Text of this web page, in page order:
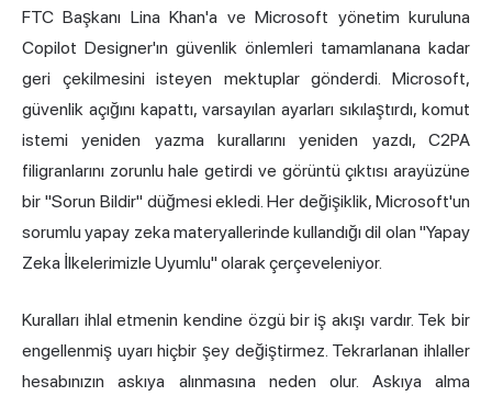
FTC Başkanı Lina Khan'a ve Microsoft yönetim kuruluna
Copilot Designer'ın güvenlik önlemleri tamamlanana kadar
geri çekilmesini isteyen mektuplar gönderdi. Microsoft,
güvenlik açığını kapattı, varsayılan ayarları sıkılaştırdı, komut
istemi yeniden yazma kurallarını yeniden yazdı, C2PA
filigranlarını zorunlu hale getirdi ve görüntü çıktısı arayüzüne
bir "Sorun Bildir" düğmesi ekledi. Her değişiklik, Microsoft'un
sorumlu yapay zeka materyallerinde kullandığı dil olan "Yapay
Zeka İlkelerimizle Uyumlu" olarak çerçeveleniyor.
Kuralları ihlal etmenin kendine özgü bir iş akışı vardır. Tek bir
engellenmiş uyarı hiçbir şey değiştirmez. Tekrarlanan ihlaller
hesabınızın askıya alınmasına neden olur. Askıya alma